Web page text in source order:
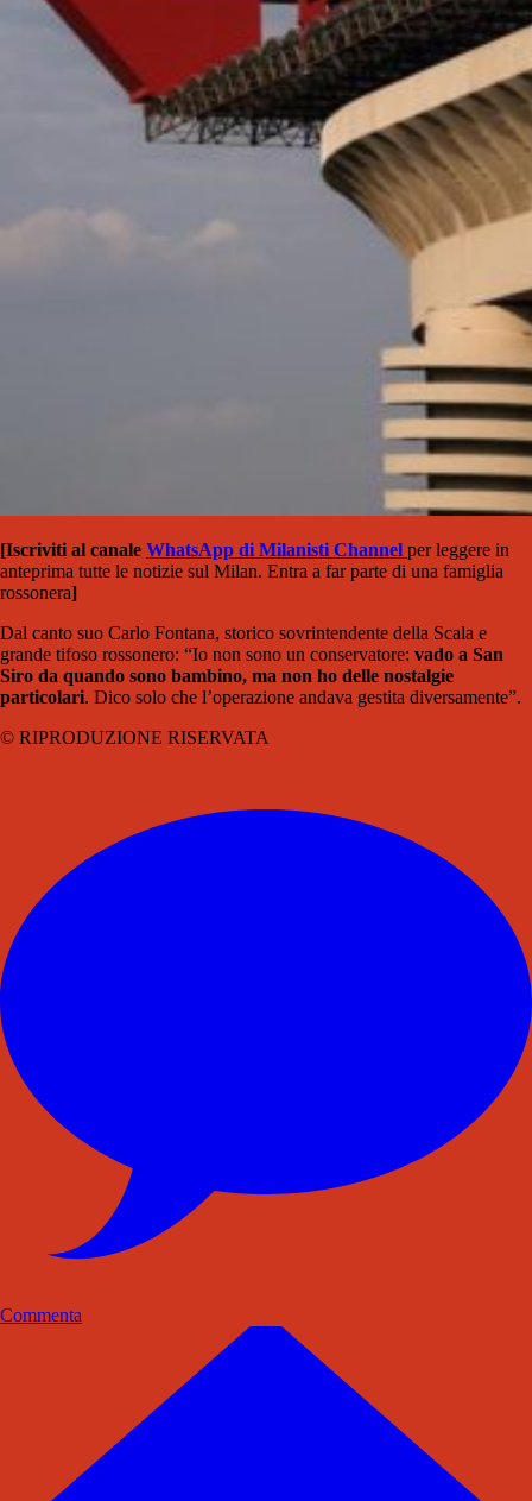
[Iscriviti al canale WhatsApp di Milanisti Channel per leggere in
anteprima tutte le notizie sul Milan. Entra a far parte di una famiglia
rossonera]
Dal canto suo Carlo Fontana, storico sovrintendente della Scala e
grande tifoso rossonero: “Io non sono un conservatore: vado a San
Siro da quando sono bambino, ma non ho delle nostalgie
particolari. Dico solo che l’operazione andava gestita diversamente”.
© RIPRODUZIONE RISERVATA
Commenta